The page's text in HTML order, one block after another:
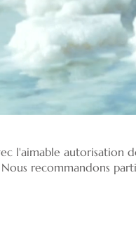
l'aimable autorisation
recommandons